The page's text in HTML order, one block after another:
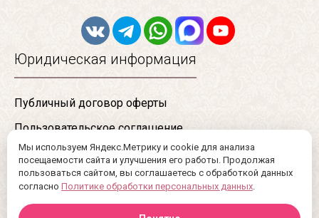
Юридическая информация
Публичный договор оферты
Пользовательское соглашение
Конфиденциальность
Сертификаты
Мы используем Яндекс.Метрику и cookie для анализа
посещаемости сайта и улучшения его работы. Продолжая
пользоваться сайтом, вы соглашаетесь с обработкой данных
согласно Политике обработки персональных данных.